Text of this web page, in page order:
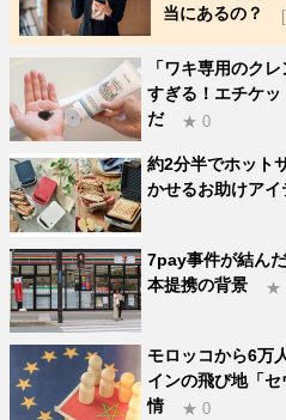
当にあるの？
「ワキ専用のク
すぎる！エチケ
だ
★ 0
約2分半でホット
かせるお助けア
7pay事件が結ん
本提携の背景
★
モロッコから6万
インの飛び地「
情
★ 0